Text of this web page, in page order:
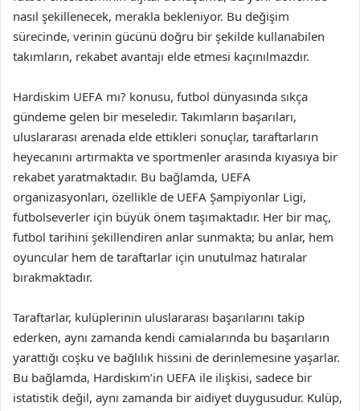
nasıl şekillenecek, merakla bekleniyor. Bu değişim
sürecinde, verinin gücünü doğru bir şekilde kullanabilen
takımların, rekabet avantajı elde etmesi kaçınılmazdır.
Hardiskim UEFA mı? konusu, futbol dünyasında sıkça
gündeme gelen bir meseledir. Takımların başarıları,
uluslararası arenada elde ettikleri sonuçlar, taraftarların
heyecanını artırmakta ve sportmenler arasında kıyasıya bir
rekabet yaratmaktadır. Bu bağlamda, UEFA
organizasyonları, özellikle de UEFA Şampiyonlar Ligi,
futbolseverler için büyük önem taşımaktadır. Her bir maç,
futbol tarihini şekillendiren anlar sunmakta; bu anlar, hem
oyuncular hem de taraftarlar için unutulmaz hatıralar
bırakmaktadır.
Taraftarlar, kulüplerinin uluslararası başarılarını takip
ederken, aynı zamanda kendi camialarında bu başarıların
yarattığı coşku ve bağlılık hissini de derinlemesine yaşarlar.
Bu bağlamda, Hardiskim’in UEFA ile ilişkisi, sadece bir
istatistik değil, aynı zamanda bir aidiyet duygusudur. Kulüp,